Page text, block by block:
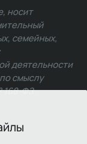
носит
семейных,
деятельности
смыслу
168-ФЗ.